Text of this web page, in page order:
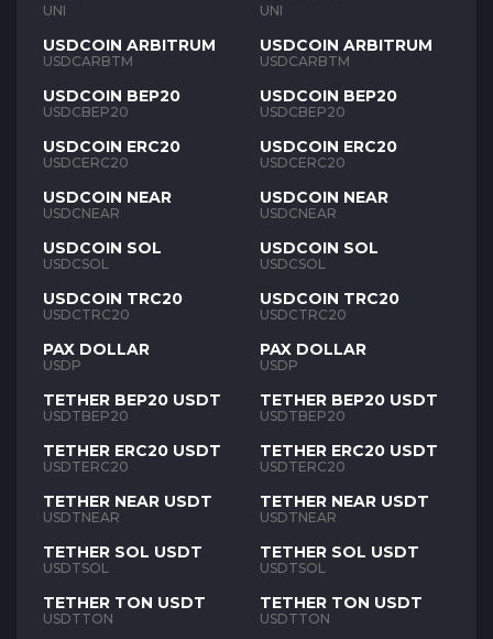
UNI
USDCOIN ARBITRUM
USDCARBTM
USDCOIN BEP20
USDCBEP20
USDCOIN ERC20
USDCERC20
USDCOIN NEAR
USDCNEAR
USDCOIN SOL
USDCSOL
USDCOIN TRC20
USDCTRC20
PAX DOLLAR
USDP
TETHER BEP20 USDT
USDTBEP20
TETHER ERC20 USDT
USDTERC20
TETHER NEAR USDT
USDTNEAR
TETHER SOL USDT
USDTSOL
TETHER TON USDT
USDTTON
UNI
USDCOIN ARBITRUM
USDCARBTM
USDCOIN BEP20
USDCBEP20
USDCOIN ERC20
USDCERC20
USDCOIN NEAR
USDCNEAR
USDCOIN SOL
USDCSOL
USDCOIN TRC20
USDCTRC20
PAX DOLLAR
USDP
TETHER BEP20 USDT
USDTBEP20
TETHER ERC20 USDT
USDTERC20
TETHER NEAR USDT
USDTNEAR
TETHER SOL USDT
USDTSOL
TETHER TON USDT
USDTTON